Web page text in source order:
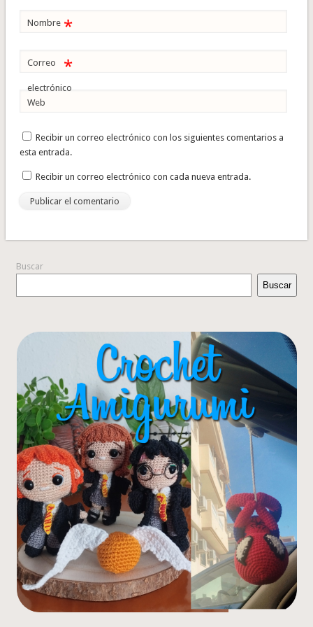
Nombre *
Correo
electrónico
*
Web
Recibir un correo electrónico con los siguientes comentarios a
esta entrada.
Recibir un correo electrónico con cada nueva entrada.
Buscar
Buscar